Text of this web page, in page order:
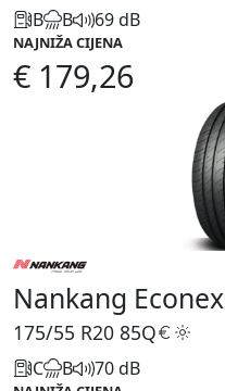
B B 69 dB
NAJNIŽA CIJENA
€ 179,26
Nankang
175/55 R20 85Q
C B 70 dB